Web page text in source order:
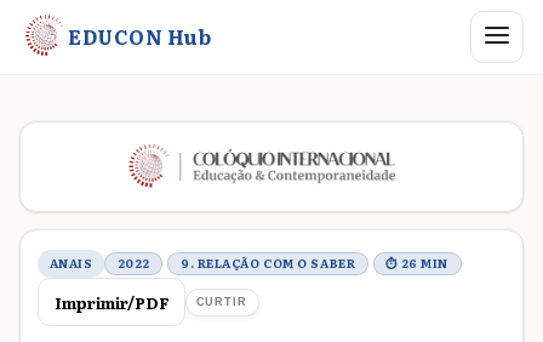
EDUCON Hub Abrir
Metadados do trabalho
ANAIS 2022 9. RELAÇÃO COM O SABER ⏱ 26 MIN
Imprimir/PDF CURTIR